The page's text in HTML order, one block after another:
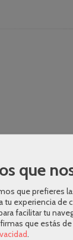
que
que prefieres
tu experiencia de
facilitar tu
que estás de